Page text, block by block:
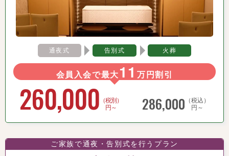
通夜式 告別式 火葬
会員入会で最大11 万円割引
260,000 （税別）
円～
286,000 （税込）
円～
ご家族で通夜・告別式を行うプラン